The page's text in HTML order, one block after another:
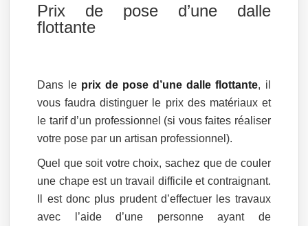
Prix de pose d’une dalle
flottante
Dans le prix de pose d’une dalle flottante, il
vous faudra distinguer le prix des matériaux et
le tarif d’un professionnel (si vous faites réaliser
votre pose par un artisan professionnel).
Quel que soit votre choix, sachez que de couler
une chape est un travail difficile et contraignant.
Il est donc plus prudent d’effectuer les travaux
avec l’aide d’une personne ayant de